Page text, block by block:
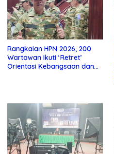
Rangkaian HPN 2026, 200
Wartawan Ikuti ‘Retret’
Orientasi Kebangsaan dan